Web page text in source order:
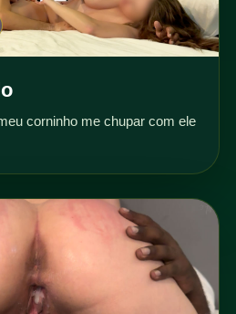
corninho me chupar com ele